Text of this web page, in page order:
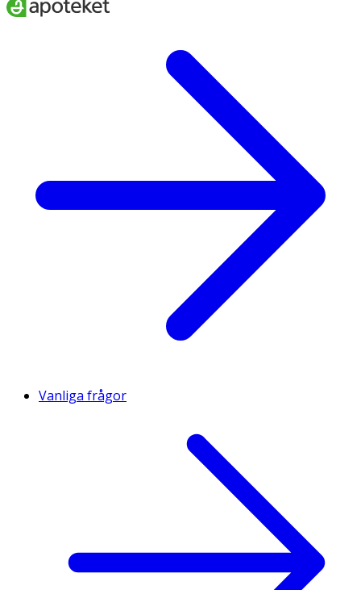
Vanliga frågor